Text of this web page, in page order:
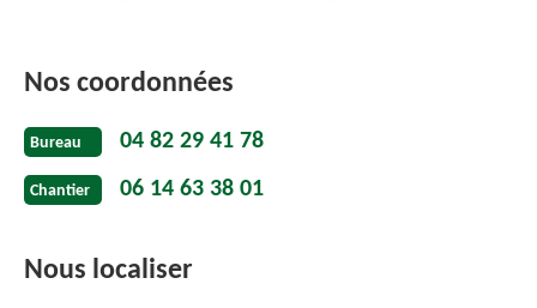
Nos coordonnées
Bureau 04 82 29 41 78
Chantier 06 14 63 38 01
Nous localiser